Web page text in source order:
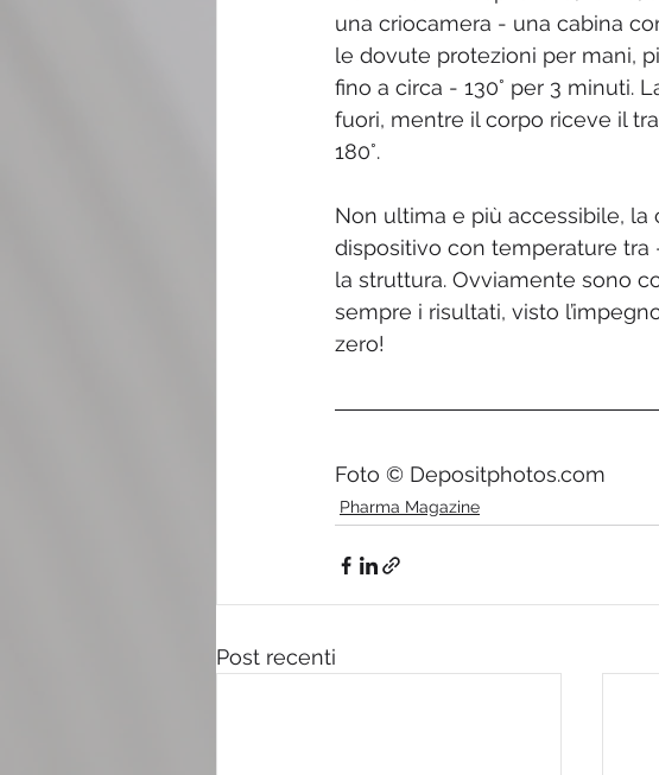
una criocamera - una cabina
le dovute protezioni per mani,
fino a circa - 130° per 3 minuti.
fuori, mentre il corpo riceve il
180°.
Non ultima e più accessibile,
dispositivo con temperature tra
la struttura. Ovviamente sono
sempre i risultati, visto
zero!
Foto © Depositphotos.com
Pharma Magazine
Post recenti